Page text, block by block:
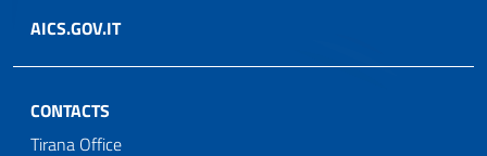
AICS.GOV.IT
CONTACTS
Tirana Office